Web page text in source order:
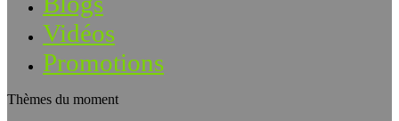
Vidéos
Promotions
Thèmes du moment